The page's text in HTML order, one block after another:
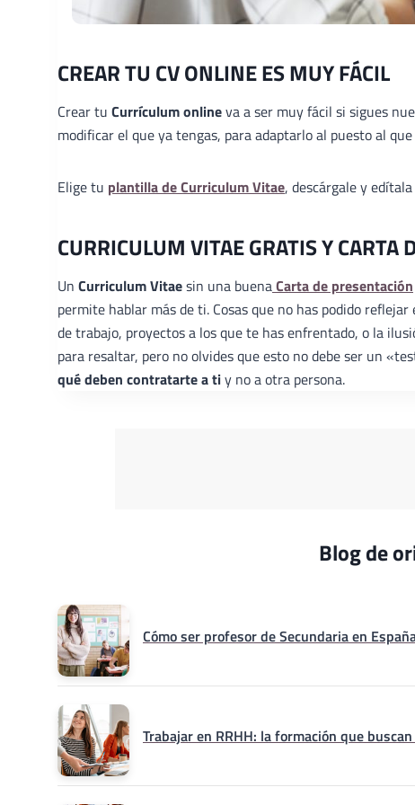
CREAR TU CV ONLINE ES MUY FÁCIL
Crear tu Currículum onlineva a ser muy fácil si sigues
modificar el que ya tengas, para adaptarlo al puesto al
Elige tu plantilla de Curriculum Vitae, descárgale y
CURRICULUM VITAE GRATIS Y CARTA
Un Curriculum Vitaesin una buenaCarta de presentación
permite hablar más de ti. Cosas que no has podido reflejar
de trabajo, proyectos a los que te has enfrentado, o la
para resaltar, pero no olvides que esto no debe ser un
qué deben contratarte a tiy no a otra persona.
Blog de
Cómo ser profesor de Secundaria en
Trabajar en RRHH: la formación que